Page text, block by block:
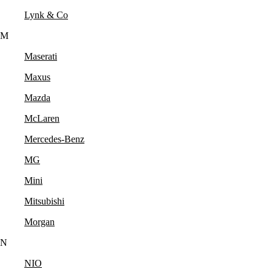
Lynk & Co
M
Maserati
Maxus
Mazda
McLaren
Mercedes-Benz
MG
Mini
Mitsubishi
Morgan
N
NIO